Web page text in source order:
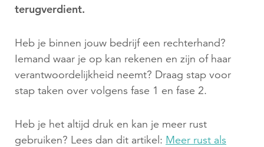
terugverdient.
Heb je binnen jouw bedrijf een rechterhand?
Iemand waar je op kan rekenen en zijn of haar
verantwoordelijkheid neemt? Draag stap voor
stap taken over volgens fase 1 en fase 2.
Heb je het altijd druk en kan je meer rust
gebruiken? Lees dan dit artikel: Meer rust als